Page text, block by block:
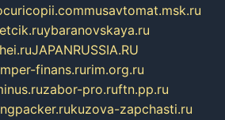
musavtomat.msk.ru
ybaranovskaya.ru
JAPANRUSSIA.RU
finans.rurim.org.ru
zabor-pro.ruftn.pp.ru
kuzova-zapchasti.ru